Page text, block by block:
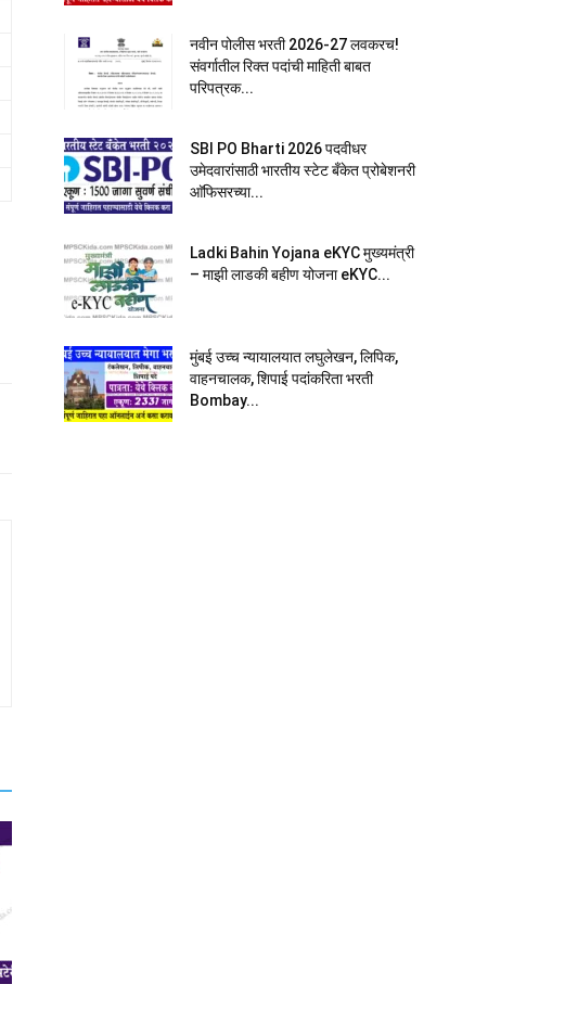
नवीन पोलीस भरती 2026-27 लवकरच!
संवर्गातील रिक्त पदांची माहिती बाबत
परिपत्रक...
SBI PO Bharti 2026 पदवीधर
उमेदवारांसाठी भारतीय स्टेट बँकेत प्रोबेशनरी
आ‍ॅफिसरच्या...
Ladki Bahin Yojana eKYC मुख्यमंत्री
– माझी लाडकी बहीण योजना eKYC...
मुंबई उच्च न्यायालयात लघुलेखन, लिपिक,
वाहनचालक, शिपाई पदांकरिता भरती
Bombay...